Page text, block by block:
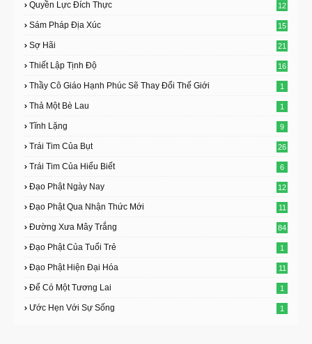
Quyền Lực Đích Thực 12
Sám Pháp Địa Xúc 15
Sợ Hãi 21
Thiết Lập Tịnh Độ 16
Thầy Cô Giáo Hạnh Phúc Sẽ Thay Đổi Thế Giới 1
Thả Một Bè Lau 1
Tĩnh Lặng 9
Trái Tim Của Bụt 26
Trái Tim Của Hiểu Biết 6
Đạo Phật Ngày Nay 12
Đạo Phật Qua Nhận Thức Mới 11
Đường Xưa Mây Trắng 84
Đạo Phật Của Tuổi Trẻ 1
Đạo Phật Hiện Đại Hóa 11
Để Có Một Tương Lai 1
Ước Hẹn Với Sự Sống 1